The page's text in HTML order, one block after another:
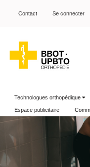
Contact Se connecter
Technologues orthopédique
Espace publicitaire